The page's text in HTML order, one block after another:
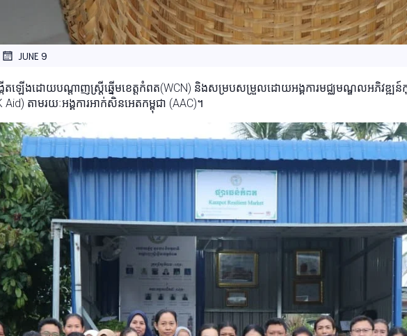
JUNE 9
កើតឡើងដោយបណ្តាញស្ត្រីឆ្នើមខេត្តកំពត(WCN) និងសម្របសម្រួលដោយអង្គការមជ្ឈមណ្ឌលអភិវឌ្ឍ
តាមរយៈអង្គការអាក់សិនអេតកម្ពុជា (AAC)។